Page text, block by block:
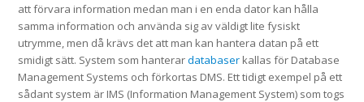
att förvara information medan man i en enda dator kan hålla
samma information och använda sig av väldigt lite fysiskt
utrymme, men då krävs det att man kan hantera datan på ett
smidigt sätt. System som hanterardatabaser kallas för Database
Management Systems och förkortas DMS. Ett tidigt exempel på ett
sådant system är IMS (Information Management System) som togs